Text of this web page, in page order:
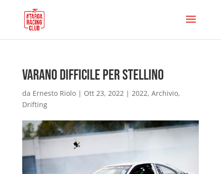
Varano Difficile per Stellino
da Ernesto Riolo| Ott 23, 2022| 2022, Archivio,
Drifting